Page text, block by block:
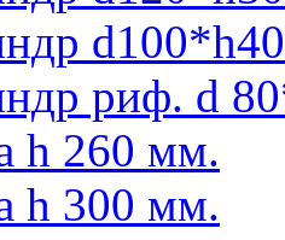
риф. d
h 260 мм.
h 300 мм.